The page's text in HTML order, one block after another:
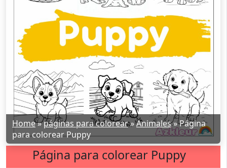
Home»páginas para colorear»Animales»Página
para colorear Puppy
Página para colorear Puppy